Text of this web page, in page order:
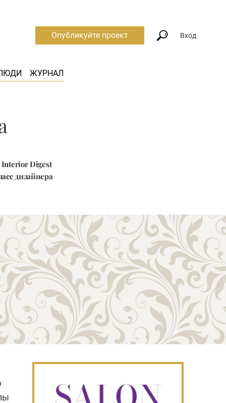
ЖУРНАЛ
Опубликуйте проект Вход
Digest
дизайнера